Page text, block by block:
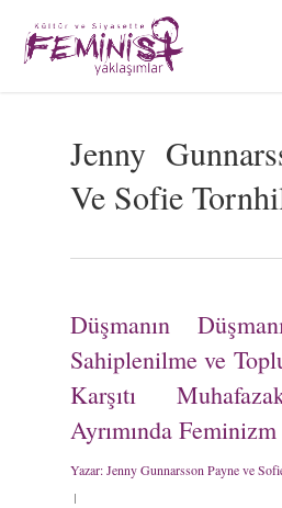
main
Jenny
Ve Sofie
Düşmanın
Sahiplenilme ve
Karşıtı
Ayrımında Feminizm
Yazar:Jenny Gunnarsson Payne ve